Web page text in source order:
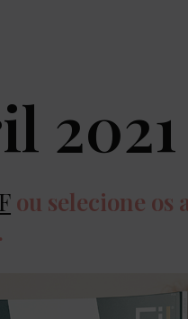
2021
ou selecione